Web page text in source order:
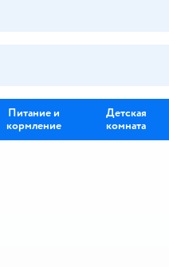
Питание и
кормление
Детская
комната